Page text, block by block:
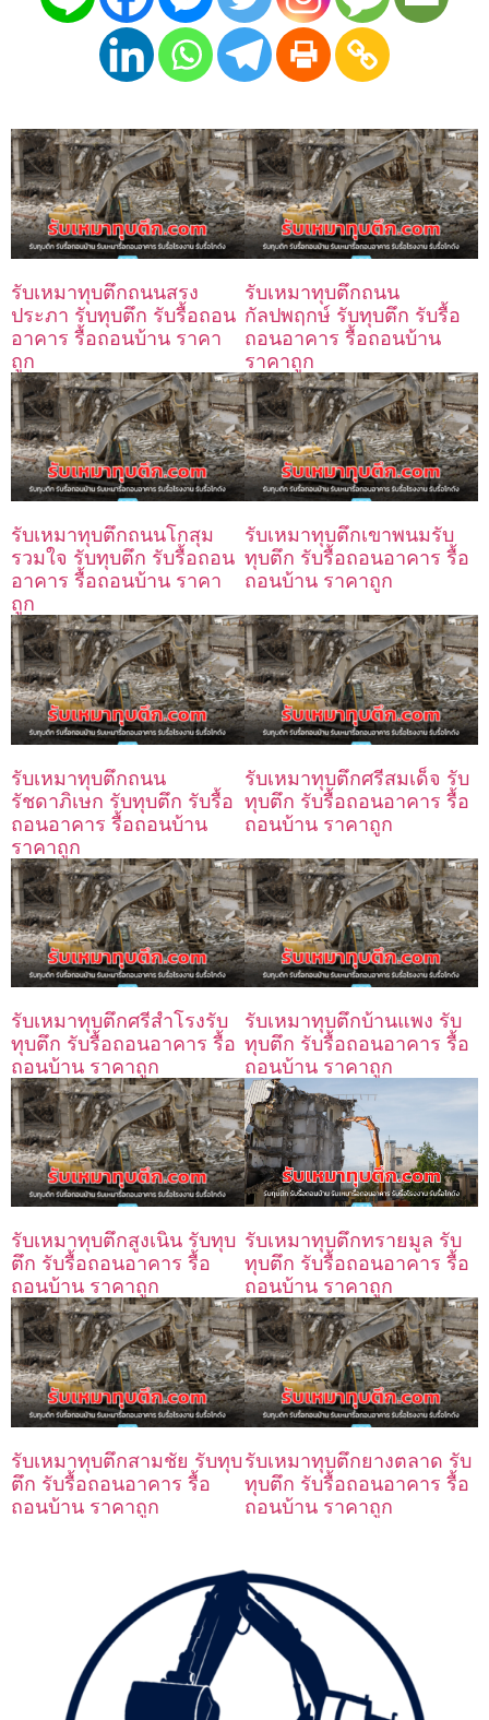
รับเหมาทุบตึกถนนสรง
ประภา รับทุบตึก รับรื้อถอน
อาคาร รื้อถอนบ้าน ราคา
ถูก
รับเหมาทุบตึกถนน
กัลปพฤกษ์ รับทุบตึก รับรื้อ
ถอนอาคาร รื้อถอนบ้าน
ราคาถูก
รับเหมาทุบตึกถนนโกสุม
รวมใจ รับทุบตึก รับรื้อถอน
อาคาร รื้อถอนบ้าน ราคา
ถูก
รับเหมาทุบตึกเขาพนมรับ
ทุบตึก รับรื้อถอนอาคาร รื้อ
ถอนบ้าน ราคาถูก
รับเหมาทุบตึกถนน
รัชดาภิเษก รับทุบตึก รับรื้อ
ถอนอาคาร รื้อถอนบ้าน
ราคาถูก
รับเหมาทุบตึกศรีสมเด็จ รับ
ทุบตึก รับรื้อถอนอาคาร รื้อ
ถอนบ้าน ราคาถูก
รับเหมาทุบตึกศรีสำโรงรับ
ทุบตึก รับรื้อถอนอาคาร รื้อ
ถอนบ้าน ราคาถูก
รับเหมาทุบตึกบ้านแพง รับ
ทุบตึก รับรื้อถอนอาคาร รื้อ
ถอนบ้าน ราคาถูก
รับเหมาทุบตึกสูงเนิน รับทุบ
ตึก รับรื้อถอนอาคาร รื้อ
ถอนบ้าน ราคาถูก
รับเหมาทุบตึกทรายมูล รับ
ทุบตึก รับรื้อถอนอาคาร รื้อ
ถอนบ้าน ราคาถูก
รับเหมาทุบตึกสามชัย รับทุบ
ตึก รับรื้อถอนอาคาร รื้อ
ถอนบ้าน ราคาถูก
รับเหมาทุบตึกยางตลาด รับ
ทุบตึก รับรื้อถอนอาคาร รื้อ
ถอนบ้าน ราคาถูก